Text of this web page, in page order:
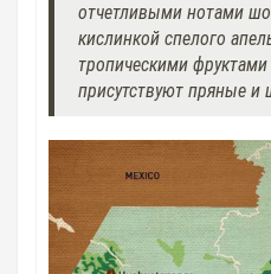
отчетливыми нотами
кислинкой спелого
тропическими
присутствуют пряные и